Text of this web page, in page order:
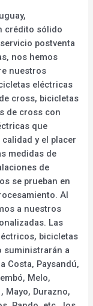
crédito sólido
postventa
nos hemos
nuestros
eléctricas
cross, bicicletas
de cross con
que
y el placer
medidas de
de
se prueban en
Al
a nuestros
Las
bicicletas
suministrarán a
Costa, Paysandú,
Melo,
Mayo, Durazno,